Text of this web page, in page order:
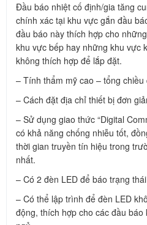
Đầu báo nhiệt cố định/gia tăng
chính xác tại khu vực gắn đầu
đầu báo này thích hợp cho
khu vực bếp hay những khu vực
không thích hợp để lắp đặt.
– Tính thẩm mỹ cao – tổng
– Cách đặt địa chỉ thiết bị đơn
– Sử dụng giao thức “Digital
có khả năng chống nhiễu tốt,
thời gian truyền tín hiệu trong
nhất.
– Có 2 đèn LED để báo trạng
– Có thể lập trình để đèn LED
động, thích hợp cho các đầu